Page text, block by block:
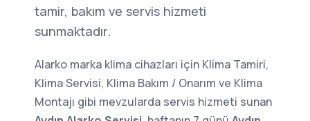
tamir, bakım ve servis hizmeti
sunmaktadır.
Alarko marka klima cihazları için Klima Tamiri,
Klima Servisi, Klima Bakım / Onarım ve Klima
Montajı gibi mevzularda servis hizmeti sunan